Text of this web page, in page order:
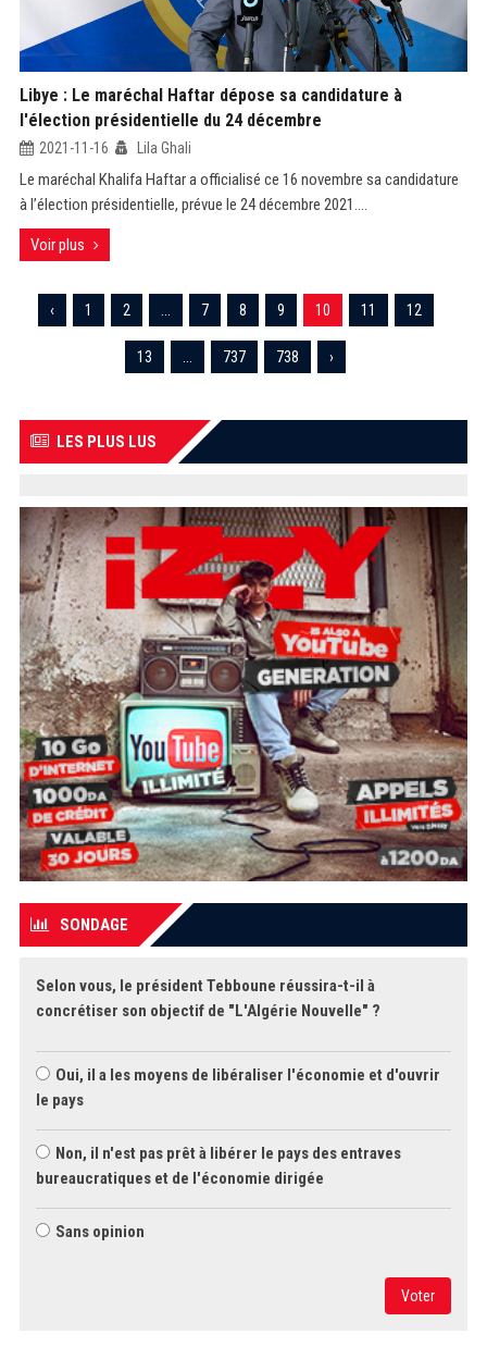
Libye : Le maréchal Haftar dépose sa candidature à
l'élection présidentielle du 24 décembre
2021-11-16 Lila Ghali
Le maréchal Khalifa Haftar a officialisé ce 16 novembre sa candidature
à l’élection présidentielle, prévue le 24 décembre 2021....
Voir plus
‹ 1 2 7 8 9 10 11 12
13 737 738 ›
LES PLUS LUS
SONDAGE
Selon vous, le président Tebboune réussira-t-il à
concrétiser son objectif de "L'Algérie Nouvelle" ?
Oui, il a les moyens de libéraliser l'économie et d'ouvrir
le pays
Non, il n'est pas prêt à libérer le pays des entraves
bureaucratiques et de l'économie dirigée
Sans opinion
Voter